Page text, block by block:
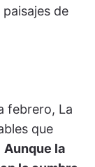
de
febrero, La
que
Aunque la